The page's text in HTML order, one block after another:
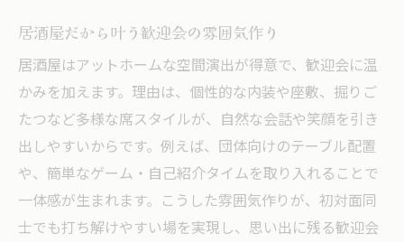
居酒屋だから叶う歓迎会の雰囲気作り
居酒屋はアットホームな空間演出が得意で、歓迎会に温
かみを加えます。理由は、個性的な内装や座敷、掘りご
たつなど多様な席スタイルが、自然な会話や笑顔を引き
出しやすいからです。例えば、団体向けのテーブル配置
や、簡単なゲーム・自己紹介タイムを取り入れることで
一体感が生まれます。こうした雰囲気作りが、初対面同
士でも打ち解けやすい場を実現し、思い出に残る歓迎会